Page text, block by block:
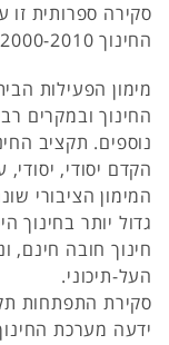
סקירה ספרותית זו
החינוך 2000-2010.
מימון הפעילות
החינוך ובמקרים
נוספים. תקציב
הקדם יסודי, יסודי,
המימון הציבורי
גדול יותר בחינוך
חינוך חובה חינם,
העל-תיכוני.
סקירת התפתחות
ידעה מערכת